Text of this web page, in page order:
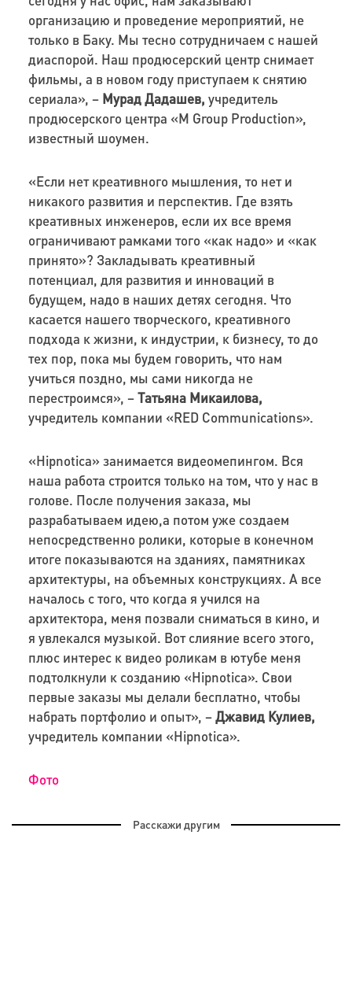
организацию и проведение мероприятий, не
только в Баку. Мы тесно сотрудничаем с нашей
диаспорой. Наш продюсерский центр снимает
фильмы, а в новом году приступаем к снятию
сериала», – Мурад Дадашев, учредитель
продюсерского центра «M Group Production»,
известный шоумен.
«Если нет креативного мышления, то нет и
никакого развития и перспектив. Где взять
креативных инженеров, если их все время
ограничивают рамками того «как надо» и «как
принято»? Закладывать креативный
потенциал, для развития и инноваций в
будущем, надо в наших детях сегодня. Что
касается нашего творческого, креативного
подхода к жизни, к индустрии, к бизнесу, то до
тех пор, пока мы будем говорить, что нам
учиться поздно, мы сами никогда не
перестроимся», –Татьяна Микаилова,
учредитель компании «RED Communications».
«Hipnotica» занимается видеомепингом. Вся
наша работа строится только на том, что у нас в
голове. После получения заказа, мы
разрабатываем идею,а потом уже создаем
непосредственно ролики, которые в конечном
итоге показываются на зданиях, памятниках
архитектуры, на объемных конструкциях. А все
началось с того, что когда я учился на
архитектора, меня позвали сниматься в кино, и
я увлекался музыкой. Вот слияние всего этого,
плюс интерес к видео роликам в ютубе меня
подтолкнули к созданию «Hipnotica». Свои
первые заказы мы делали бесплатно, чтобы
набрать портфолио и опыт», –Джавид Кулиев,
учредитель компании «Hipnotica».
Фото
Расскажи другим